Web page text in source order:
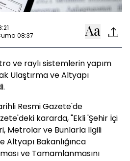
08:37
ve raylı sistemlerin yapım
Ulaştırma ve Altyapı
Resmi Gazete'de
kararda, "Ekli 'Şehir İçi
Metrolar ve Bunlarla İlgili
Altyapı Bakanlığınca
ve Tamamlanmasını